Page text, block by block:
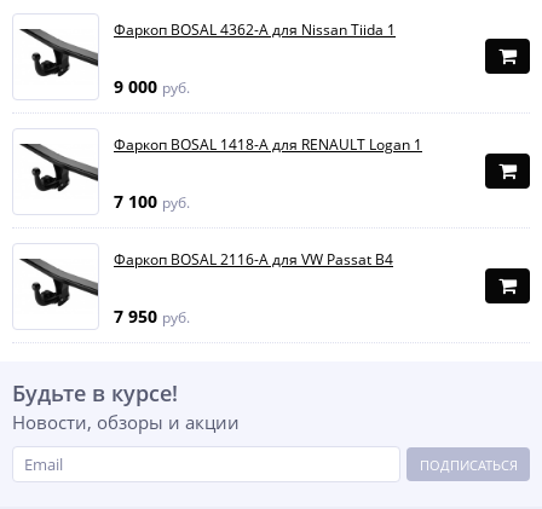
Фаркоп BOSAL 4362-A для Nissan Tiida 1
9 000 руб.
Фаркоп BOSAL 1418-A для RENAULT Logan 1
7 100 руб.
Фаркоп BOSAL 2116-A для VW Passat B4
7 950 руб.
Будьте в курсе!
Новости, обзоры и акции
ПОДПИСАТЬСЯ